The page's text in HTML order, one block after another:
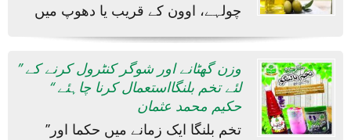
چولہے، اوون کے قریب یا دھوپ میں
’’ وزن گھٹانے اور شوگر کنٹرول کرنے کے
لئے تخم بلنگااستعمال کرنا چاہئے ‘‘
حکیم محمد عثمان
’’تخم بلنگا ایک زمانے میں حکما اور